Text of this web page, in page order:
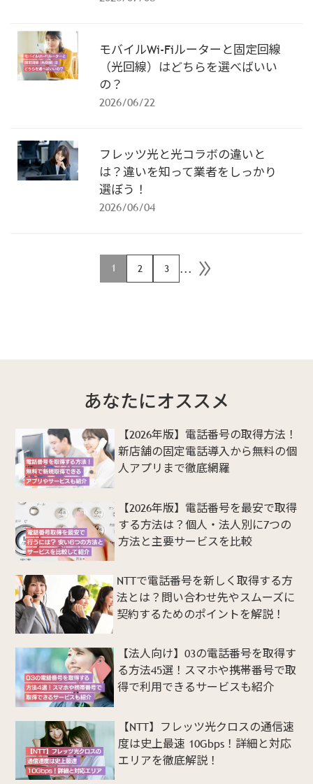
モバイルWi-Fiルーターと固定回線
（光回線）はどちらを選べばいい
の？
2026/06/22
フレッツ光と光コラボの違いと
は？違いを知って業者をしっかり
選ぼう！
2026/06/04
1 2 3 ...
あなたにオススメ
【2026年版】電話番号の取得方法！
新店舗の固定電話導入から無料の個
人アプリまで徹底網羅
【2026年版】電話番号を最安で取得
する方法は？個人・法人別に7つの
方法と主要サービスを比較
NTTで電話番号を新しく取得する方
法とは？問い合わせ先やスムーズに
契約するためのポイントを解説！
【法人向け】03の電話番号を取得す
る方法45選！スマホや携帯番号で取
得で利用できるサービスも紹介
【NTT】フレッツ光クロスの通信速
度は史上最速 10Gbps！詳細と対応
エリアを徹底解説！